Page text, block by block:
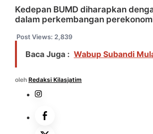
Kedepan BUMD diharapkan
dalam perkembangan
Post Views: 2,839
Baca Juga : Wabup Subandi
oleh Redaksi Kilasjatim